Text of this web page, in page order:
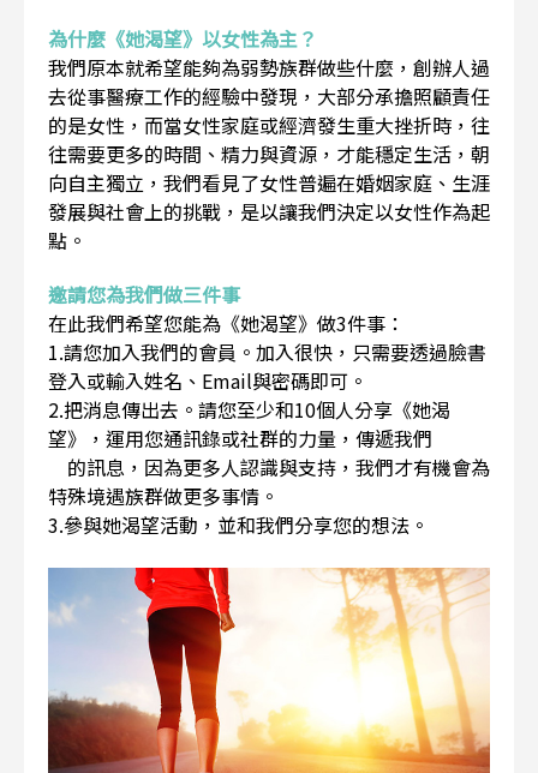
為什麼《她渴望》以女性為主？
我們原本就希望能夠為弱勢族群做些什麼，創辦人過
去從事醫療工作的經驗中發現，大部分承擔照顧責任
的是女性，而當女性家庭或經濟發生重大挫折時，往
往需要更多的時間、精力與資源，才能穩定生活，朝
向自主獨立，我們看見了女性普遍在婚姻家庭、生涯
發展與社會上的挑戰，是以讓我們決定以女性作為起
點。
邀請您為我們做三件事
在此我們希望您能為《她渴望》做3件事：
1.請您加入我們的會員。加入很快，只需要透過臉書
登入或輸入姓名、Email與密碼即可。
2.把消息傳出去。請您至少和10個人分享《她渴
望》，運用您通訊錄或社群的力量，傳遞我們
的訊息，因為更多人認識與支持，我們才有機會為
特殊境遇族群做更多事情。
3.參與她渴望活動，並和我們分享您的想法。